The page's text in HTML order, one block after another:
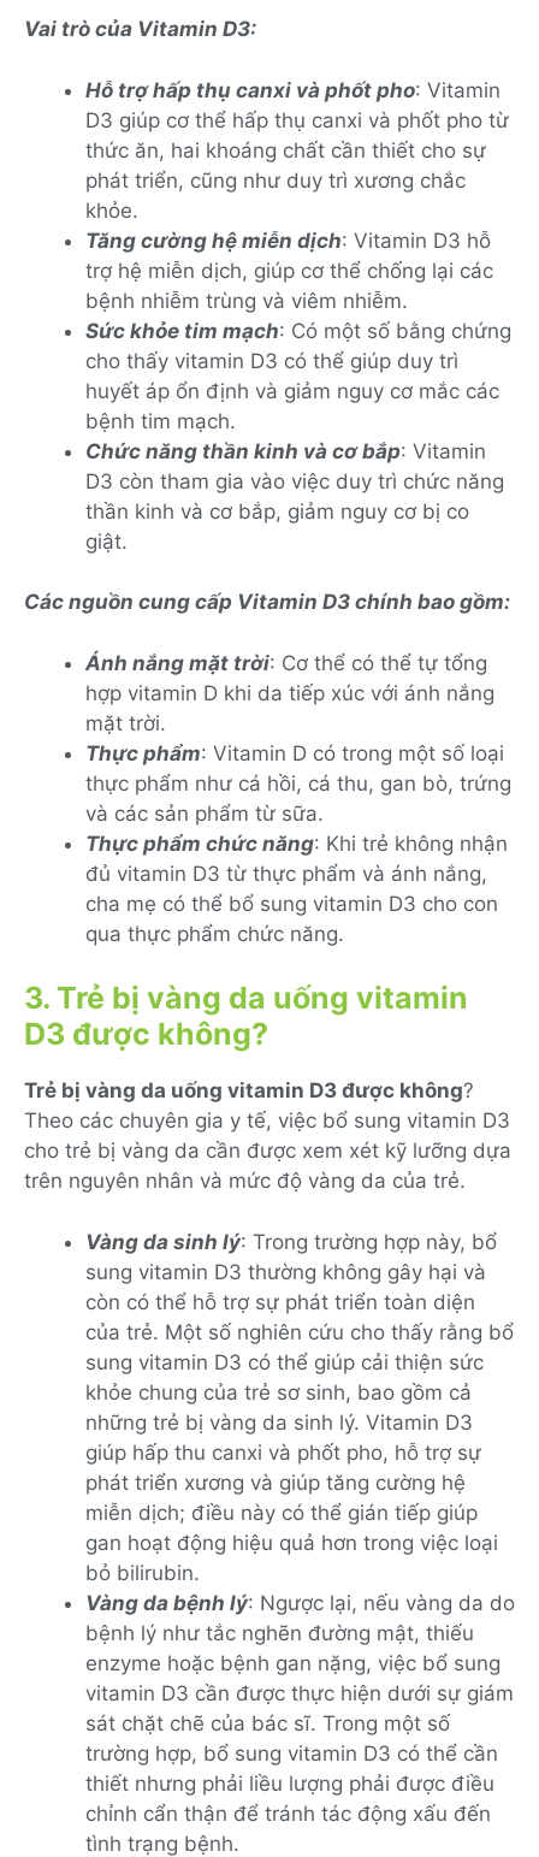
Vai trò của Vitamin D3:
Hỗ trợ hấp thụ canxi và phốt pho: Vitamin
D3 giúp cơ thể hấp thụ canxi và phốt pho từ
thức ăn, hai khoáng chất cần thiết cho sự
phát triển, cũng như duy trì xương chắc
khỏe.
Tăng cường hệ miễn dịch: Vitamin D3 hỗ
trợ hệ miễn dịch, giúp cơ thể chống lại các
bệnh nhiễm trùng và viêm nhiễm.
Sức khỏe tim mạch: Có một số bằng chứng
cho thấy vitamin D3 có thể giúp duy trì
huyết áp ổn định và giảm nguy cơ mắc các
bệnh tim mạch.
Chức năng thần kinh và cơ bắp: Vitamin
D3 còn tham gia vào việc duy trì chức năng
thần kinh và cơ bắp, giảm nguy cơ bị co
giật.
Các nguồn cung cấp Vitamin D3 chính bao gồm:
Ánh nắng mặt trời: Cơ thể có thể tự tổng
hợp vitamin D khi da tiếp xúc với ánh nắng
mặt trời.
Thực phẩm: Vitamin D có trong một số loại
thực phẩm như cá hồi, cá thu, gan bò, trứng
và các sản phẩm từ sữa.
Thực phẩm chức năng: Khi trẻ không nhận
đủ vitamin D3 từ thực phẩm và ánh nắng,
cha mẹ có thể bổ sung vitamin D3 cho con
qua thực phẩm chức năng.
3. Trẻ bị vàng da uống vitamin
D3 được không?
Trẻ bị vàng da uống vitamin D3 được không?
Theo các chuyên gia y tế, việc bổ sung vitamin D3
cho trẻ bị vàng da cần được xem xét kỹ lưỡng dựa
trên nguyên nhân và mức độ vàng da của trẻ.
Vàng da sinh lý: Trong trường hợp này, bổ
sung vitamin D3 thường không gây hại và
còn có thể hỗ trợ sự phát triển toàn diện
của trẻ. Một số nghiên cứu cho thấy rằng bổ
sung vitamin D3 có thể giúp cải thiện sức
khỏe chung của trẻ sơ sinh, bao gồm cả
những trẻ bị vàng da sinh lý. Vitamin D3
giúp hấp thu canxi và phốt pho, hỗ trợ sự
phát triển xương và giúp tăng cường hệ
miễn dịch; điều này có thể gián tiếp giúp
gan hoạt động hiệu quả hơn trong việc loại
bỏ bilirubin.
Vàng da bệnh lý: Ngược lại, nếu vàng da do
bệnh lý như tắc nghẽn đường mật, thiếu
enzyme hoặc bệnh gan nặng, việc bổ sung
vitamin D3 cần được thực hiện dưới sự giám
sát chặt chẽ của bác sĩ. Trong một số
trường hợp, bổ sung vitamin D3 có thể cần
thiết nhưng phải liều lượng phải được điều
chỉnh cẩn thận để tránh tác động xấu đến
tình trạng bệnh.